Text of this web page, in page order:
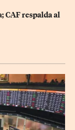
CAF respalda al